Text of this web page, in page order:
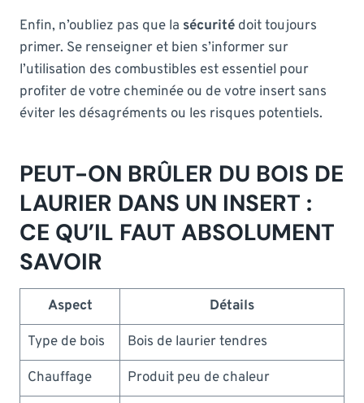
Enfin, n’oubliez pas que la sécurité doit toujours
primer. Se renseigner et bien s’informer sur
l’utilisation des combustibles est essentiel pour
profiter de votre cheminée ou de votre insert sans
éviter les désagréments ou les risques potentiels.
PEUT-ON BRÛLER DU BOIS DE
LAURIER DANS UN INSERT :
CE QU’IL FAUT ABSOLUMENT
SAVOIR
Aspect
Détails
Type de bois
Bois de laurier tendres
Chauffage
Produit peu de chaleur